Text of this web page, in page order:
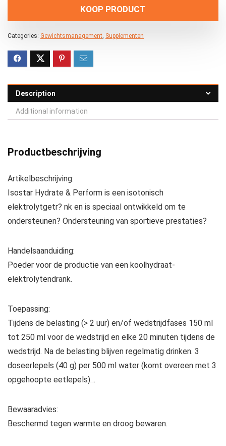
KOOP PRODUCT
Categories: Gewichtsmanagement Supplementen
Description
Additional information
Productbeschrijving
Artikelbeschrijving:
Isostar Hydrate & Perform is een isotonisch
elektrolytgetr? nk en is speciaal ontwikkeld om te
ondersteunen? Ondersteuning van sportieve prestaties?
Handelsaanduiding:
Poeder voor de productie van een koolhydraat-
elektrolytendrank.
Toepassing:
Tijdens de belasting (> 2 uur) en/of wedstrijdfases 150 ml
tot 250 ml voor de wedstrijd en elke 20 minuten tijdens de
wedstrijd. Na de belasting blijven regelmatig drinken. 3
doseerlepels (40 g) per 500 ml water (komt overeen met 3
opgehoopte eetlepels)…
Bewaaradvies:
Beschermd tegen warmte en droog bewaren.